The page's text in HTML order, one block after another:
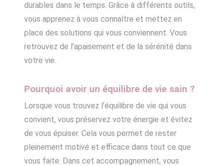
durables dans le temps. Grâce à différents outils,
vous apprenez à vous connaître et mettez en
place des solutions qui vous conviennent. Vous
retrouvez de l’apaisement et de la sérénité dans
votre vie.
Pourquoi avoir un équilibre de vie sain ?
Lorsque vous trouvez l’équilibre de vie qui vous
convient, vous préservez votre énergie et évitez
de vous épuiser. Cela vous permet de rester
pleinement motivé et efficace dans tout ce que
vous faite. Dans cet accompagnement, vous